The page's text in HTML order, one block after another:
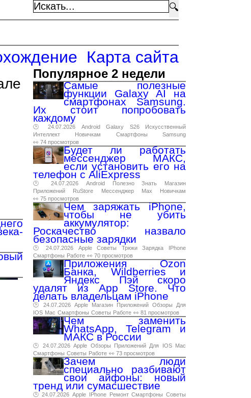
🔍
Карта сайта
Популярное 2 недели
Самые полезные
функции Galaxy AI на
смартфонах Samsung.
Их стоит попробовать
каждому
🕑 24.07.2026 Android Galaxy S26
Искусственный
Интеллект
Новичкам Смартфоны
Samsung
👀 74 просмотров
Будет ли работать
мессенджер МАКС,
если установить его на
телефон с AliExpress
🕑 24.07.2026 Android Полезно Знать
Магазин
Приложений
RuStore Мессенджер Max
Новичкам
👀 75 просмотров
Чем заряжать iPhone,
чтобы не убить
аккумулятор:
Роскачество назвало
безопасные зарядки
🕑 24.07.2026 Apple Советы Трюки Зарядка
IPhone
Смартфоны Работе 👀 70 просмотров
Приложения Ozon
Банка, Wildberries и
Яндекс Пэй скоро
удалят из App Store. Что
делать владельцам iPhone
🕑 24.07.2026 Apple Магазин Приложений Обзоры
Для
IOS Mac Смартфоны Советы Работе 👀 81 просмотров
Чем заменить
WhatsApp, Telegram и
МАКС в России
🕑 24.07.2026 Apple Обзоры Приложений Для IOS
Mac
Смартфоны Советы Работе 👀 73 просмотров
Зачем люди
специально разбивают
свои айфоны: новый
тренд или сумасшествие
🕑 24.07.2026 Apple IPhone Ремонт Смартфоны Советы